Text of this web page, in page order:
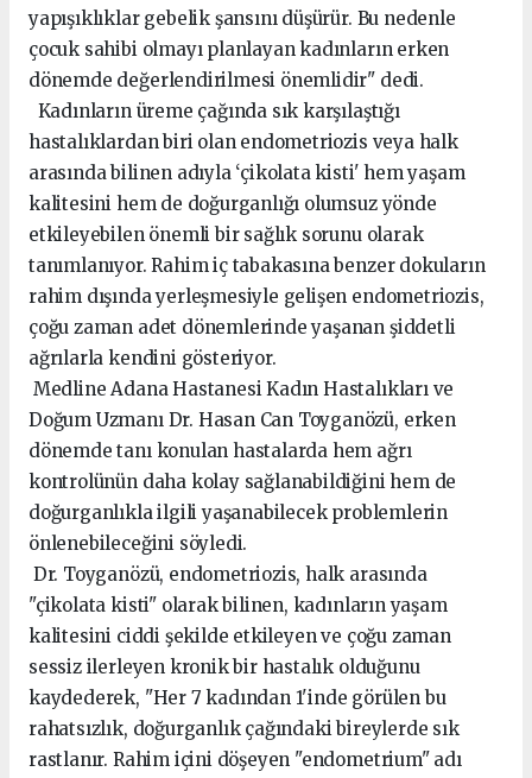
yapışıklıklar gebelik şansını düşürür. Bu nedenle
çocuk sahibi olmayı planlayan kadınların erken
dönemde değerlendirilmesi önemlidir" dedi.
Kadınların üreme çağında sık karşılaştığı
hastalıklardan biri olan endometriozis veya halk
arasında bilinen adıyla ‘çikolata kisti' hem yaşam
kalitesini hem de doğurganlığı olumsuz yönde
etkileyebilen önemli bir sağlık sorunu olarak
tanımlanıyor. Rahim iç tabakasına benzer dokuların
rahim dışında yerleşmesiyle gelişen endometriozis,
çoğu zaman adet dönemlerinde yaşanan şiddetli
ağrılarla kendini gösteriyor.
Medline Adana Hastanesi Kadın Hastalıkları ve
Doğum Uzmanı Dr. Hasan Can Toyganözü, erken
dönemde tanı konulan hastalarda hem ağrı
kontrolünün daha kolay sağlanabildiğini hem de
doğurganlıkla ilgili yaşanabilecek problemlerin
önlenebileceğini söyledi.
Dr. Toyganözü, endometriozis, halk arasında
"çikolata kisti" olarak bilinen, kadınların yaşam
kalitesini ciddi şekilde etkileyen ve çoğu zaman
sessiz ilerleyen kronik bir hastalık olduğunu
kaydederek, "Her 7 kadından 1'inde görülen bu
rahatsızlık, doğurganlık çağındaki bireylerde sık
rastlanır. Rahim içini döşeyen "endometrium" adı